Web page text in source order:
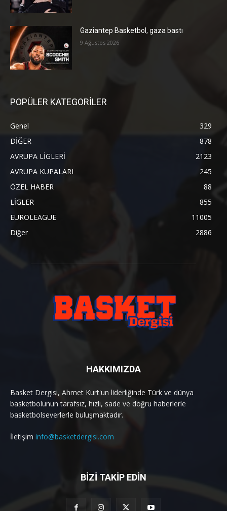
Gaziantep Basketbol, gaza bastı
9 Ağustos 2026
POPÜLER KATEGORİLER
Genel
329
DİĞER
878
AVRUPA LİGLERİ
2123
AVRUPA KUPALARI
245
ÖZEL HABER
88
LİGLER
855
EUROLEAGUE
11005
Diğer
2886
HAKKIMIZDA
Basket Dergisi, Ahmet Kurt'un liderliğinde Türk ve dünya
basketbolunun tarafsız, hızlı, sade ve doğru haberlerle
basketbolseverlerle buluşmaktadır.
İletişim info@basketdergisi.com
BİZİ TAKİP EDİN